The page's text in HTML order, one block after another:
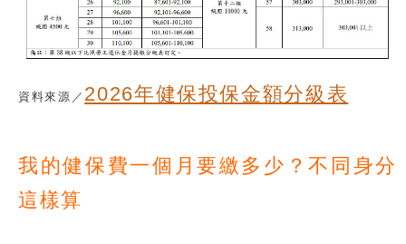
資料來源／ 2026年健保投保金額分級表
我的健保費一個月要繳多少？不同身分
這樣算